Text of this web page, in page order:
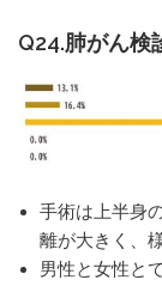
Q24.肺がん検
手術は上半身
離が大きく、
男性と女性と